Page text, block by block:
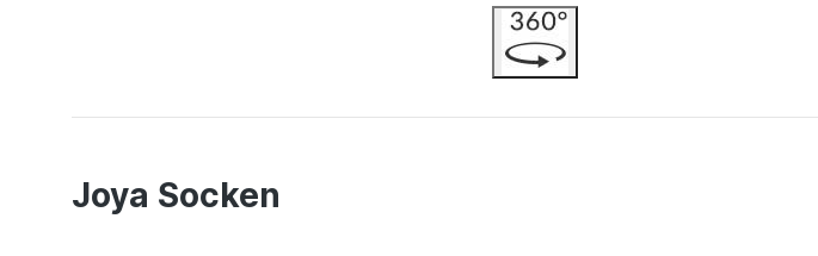
Joya Socken